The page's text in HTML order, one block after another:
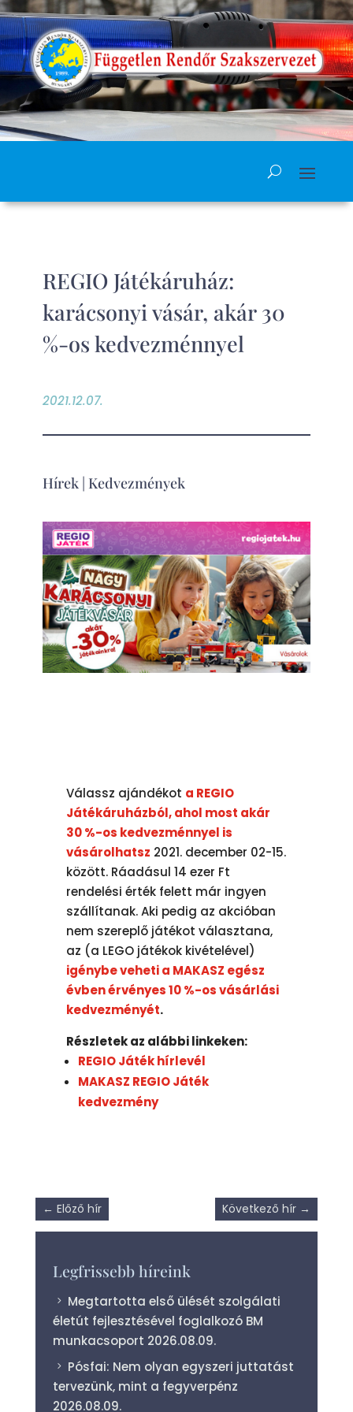
REGIO Játékáruház:
karácsonyi vásár, akár 30
%-os kedvezménnyel
2021.12.07.
Hírek| Kedvezmények
Válassz ajándékot a REGIO
Játékáruházból, ahol most akár
30 %-os kedvezménnyel is
vásárolhatsz 2021. december 02-15.
között. Ráadásul 14 ezer Ft
rendelési érték felett már ingyen
szállítanak. Aki pedig az akcióban
nem szereplő játékot választana,
az (a LEGO játékok kivételével)
igénybe veheti a MAKASZ egész
évben érvényes 10 %-os vásárlási
kedvezményét.
Részletek az alábbi linkeken:
REGIO Játék hírlevél
MAKASZ REGIO Játék
kedvezmény
← Előző hír Következő hír →
Legfrissebb híreink
Megtartotta első ülését szolgálati
életút fejlesztésével foglalkozó BM
munkacsoport 2026.08.09.
Pósfai: Nem olyan egyszeri juttatást
tervezünk, mint a fegyverpénz
2026.08.09.